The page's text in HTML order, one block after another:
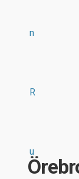
n
R
u